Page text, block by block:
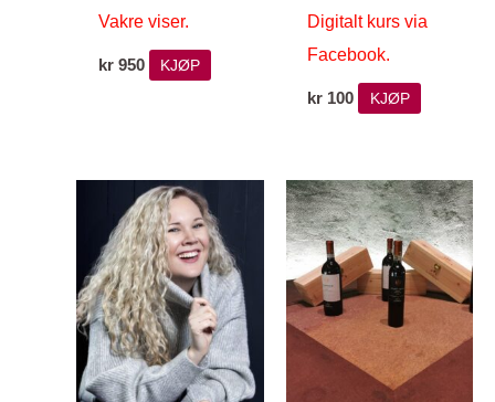
Vakre viser.
kr950 KJØP
Digitalt kurs via
Facebook.
kr 100 KJØP